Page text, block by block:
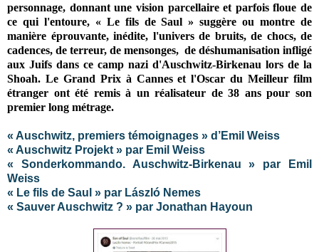
personnage, donnant une vision parcellaire et parfois floue de
ce qui l'entoure, « Le fils de Saul » suggère ou montre de
manière éprouvante, inédite, l'univers de bruits, de chocs, de
cadences, de terreur, de mensonges, de déshumanisation infligé
aux Juifs dans ce camp nazi d'Auschwitz-Birkenau lors de la
Shoah. Le Grand Prix à Cannes et l'Oscar du Meilleur film
étranger ont été remis à un réalisateur de 38 ans pour son
premier long métrage.
« Auschwitz, premiers témoignages » d’Emil Weiss
« Auschwitz Projekt » par Emil Weiss
« Sonderkommando. Auschwitz-Birkenau » par Emil
Weiss
« Le fils de Saul » par László Nemes
« Sauver Auschwitz ? » par Jonathan Hayoun